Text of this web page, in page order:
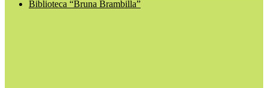
Biblioteca “Bruna Brambilla”